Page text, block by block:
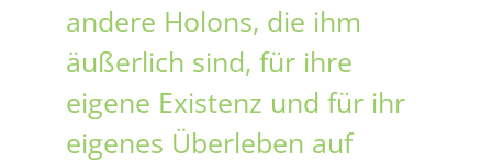
andere Holons, die ihm
äußerlich sind, für ihre
eigene Existenz und für ihr
eigenes Überleben auf